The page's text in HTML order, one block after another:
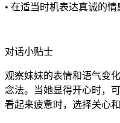
• 在适当时机表达真诚的情
对话小贴士
观察妹妹的表情和语气变
念法。当她显得开心时，
看起来疲惫时，选择关心